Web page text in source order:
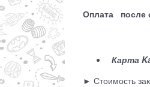
Оплата после
Карта
► Стоимость